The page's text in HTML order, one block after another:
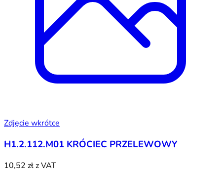
Zdjęcie wkrótce
H1.2.112.M01 KRÓCIEC PRZELEWOWY
10,52 złz VAT